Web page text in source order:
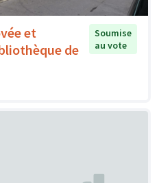
et
de
Soumise
au vote